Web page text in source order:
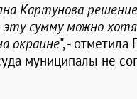
Картунова
сумму можно
окраине", - отметила
муниципалы не